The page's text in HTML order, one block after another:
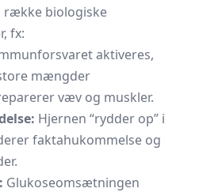
række biologiske
fx:
aktiveres,
mængder
væv og muskler.
Hjernen “rydder op” i
fakta­­hukommelse og
Glukoseomsætningen